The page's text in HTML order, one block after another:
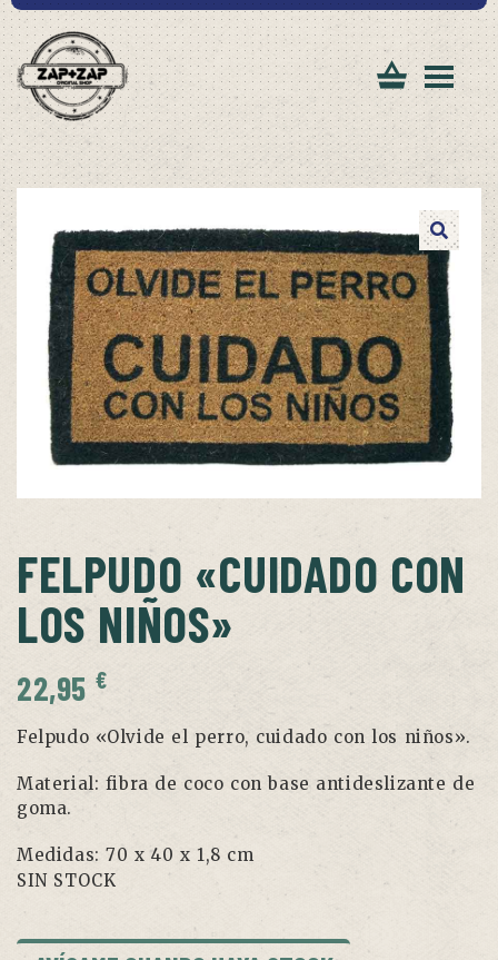
FELPUDO «CUIDADO CON
LOS NIÑOS»
22,95 €
Felpudo «Olvide el perro, cuidado con los niños».
Material: fibra de coco con base antideslizante de
goma.
Medidas: 70 x 40 x 1,8 cm
SIN STOCK